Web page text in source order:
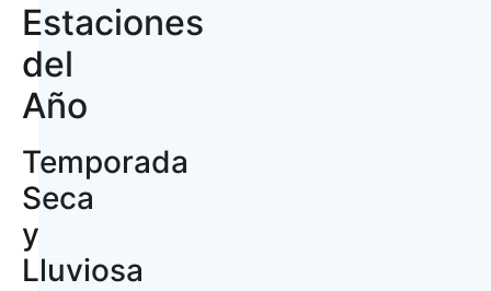
Estaciones
del
Año
Temporada
Seca
y
Lluviosa